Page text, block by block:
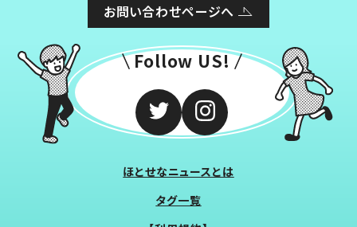
お問い合わせページへ
Follow US!
ほとせなニュースとは
タグ一覧